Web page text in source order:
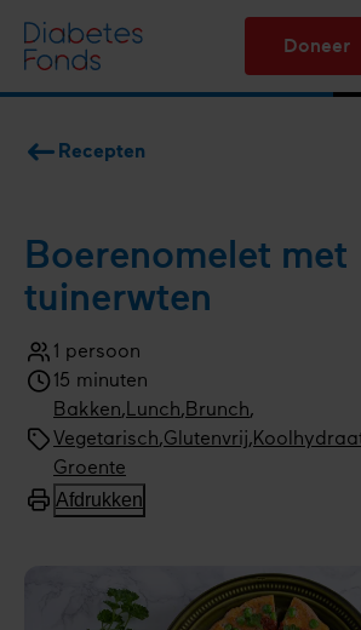
naar
de
gaan
Doneer
Recepten
Boeren­omelet met
tuinerwten
Aantal
personen
1 persoon
Kooktijd
15 minuten
Bereidingswijze
Bakken Menugang
Lunch,Brunch
Soort
gerecht
Vegetarisch,Glutenvrij,
Type
gerecht
Groente
Afdrukken